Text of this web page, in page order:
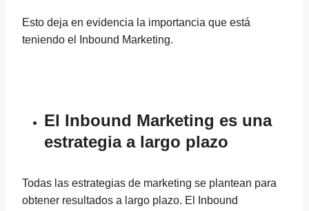
Esto deja en evidencia la importancia que está
teniendo el Inbound Marketing.
El Inbound Marketing es una
estrategia a largo plazo
Todas las estrategias de marketing se plantean para
obtener resultados a largo plazo. El Inbound